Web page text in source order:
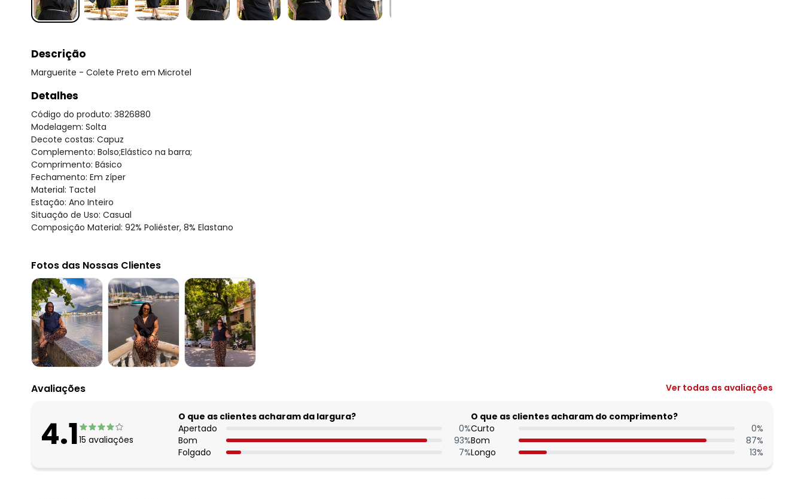
Descrição
Marguerite - Colete Preto em Microtel
Detalhes
Código do produto: 3826880
Modelagem: Solta
Decote costas: Capuz
Complemento: Bolso;Elástico na barra;
Comprimento: Básico
Fechamento: Em zíper
Material: Tactel
Estação: Ano Inteiro
Situação de Uso: Casual
Composição Material: 92% Poliéster, 8% Elastano
Fotos das Nossas Clientes
Avaliações Ver todas as avaliações
4.115 avaliações
O que as clientes acharam da largura?
Apertado
0%
Bom
93%
Folgado
7%
O que as clientes acharam do comprimento?
Curto
0%
Bom
87%
Longo
13%